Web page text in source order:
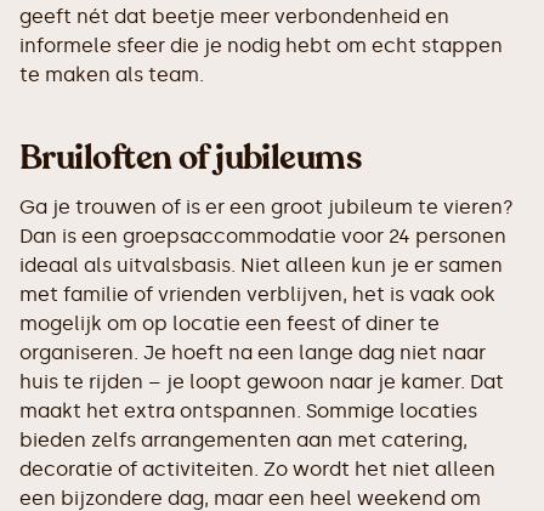
geeft nét dat beetje meer verbondenheid en
informele sfeer die je nodig hebt om echt stappen
te maken als team.
Bruiloften of jubileums
Ga je trouwen of is er een groot jubileum te vieren?
Dan is een groepsaccommodatie voor 24 personen
ideaal als uitvalsbasis. Niet alleen kun je er samen
met familie of vrienden verblijven, het is vaak ook
mogelijk om op locatie een feest of diner te
organiseren. Je hoeft na een lange dag niet naar
huis te rijden – je loopt gewoon naar je kamer. Dat
maakt het extra ontspannen. Sommige locaties
bieden zelfs arrangementen aan met catering,
decoratie of activiteiten. Zo wordt het niet alleen
een bijzondere dag, maar een heel weekend om